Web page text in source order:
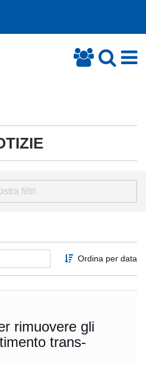
filtri
Ordina per data
rimuovere gli
trans-